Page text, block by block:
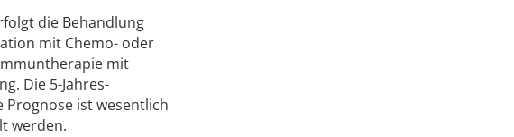
die Behandlung
mit Chemo- oder
mit
Die 5-Jahres-
ist wesentlich
werden.